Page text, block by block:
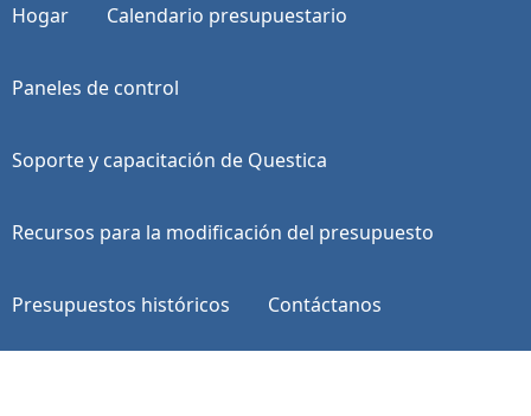
Hogar Calendario presupuestario
Paneles de control
Soporte y capacitación de Questica
Recursos para la modificación del presupuesto
Presupuestos históricos Contáctanos